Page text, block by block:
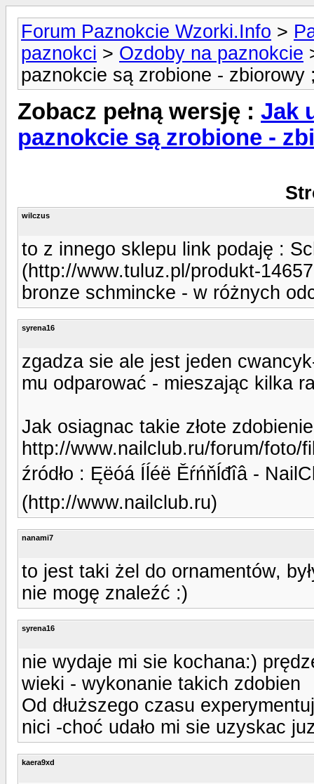
Forum Paznokcie Wzorki.Info >
paznokci > Ozdoby na paznokcie
paznokcie są zrobione - zbiorowy
Zobacz pełną wersję : Jak
paznokcie są zrobione -
wilczus
to z innego sklepu link podaję :
(http://www.tuluz.pl/produkt-
bronze schmincke - w różnych
syrena16
zgadza sie ale jest jeden
mu odparować - mieszając kilka
Jak osiagnac takie złote
http://www.nailclub.ru/forum/foto/
źródło : Ęëóá Íĺéë Ěŕńňĺđîâ -
(http://www.nailclub.ru)
nanami7
to jest taki żel do ornamentów,
nie mogę znaleźć :)
syrena16
nie wydaje mi sie kochana:)
wieki - wykonanie takich zdobien
Od dłuższego czasu
nici -choć udało mi sie uzyskac
kaera9xd